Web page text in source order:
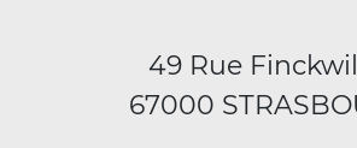
49 Rue
67000